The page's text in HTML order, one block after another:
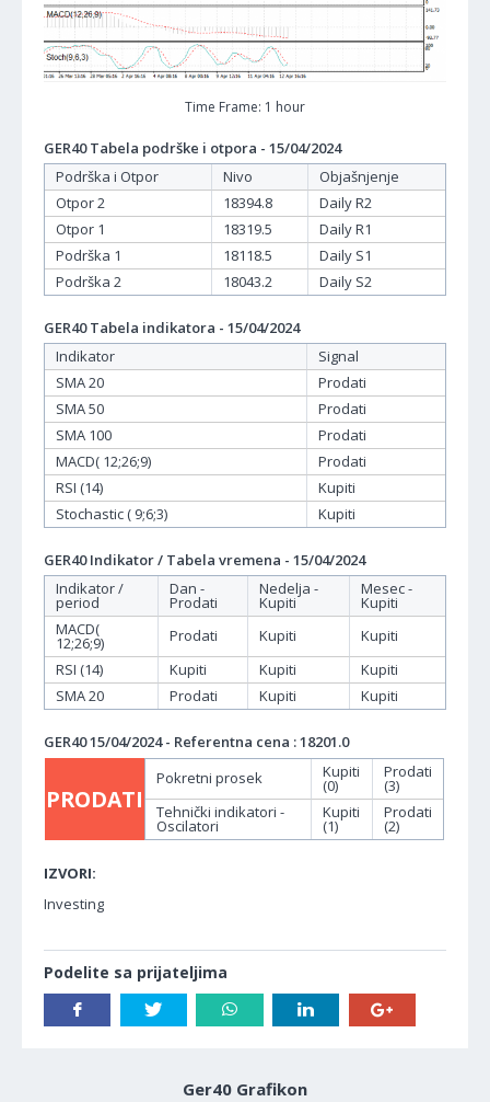
Time Frame: 1 hour
GER40 Tabela podrške i otpora - 15/04/2024
Podrška i Otpor
Nivo
Objašnjenje
Otpor 2
18394.8
Daily R2
Otpor 1
18319.5
Daily R1
Podrška 1
18118.5
Daily S1
Podrška 2
18043.2 Daily S2
GER40 Tabela indikatora - 15/04/2024
Indikator
Signal
SMA 20
Prodati
SMA 50
Prodati
SMA 100
Prodati
MACD( 12;26;9)
Prodati
RSI (14)
Kupiti
Stochastic ( 9;6;3)
Kupiti
GER40 Indikator / Tabela vremena - 15/04/2024
Indikator /
period
Dan -
Prodati
Nedelja -
Kupiti
Mesec -
Kupiti
MACD(
12;26;9) Prodati Kupiti
Kupiti
RSI (14)
Kupiti Kupiti
Kupiti
SMA 20
Prodati Kupiti Kupiti
GER40 15/04/2024 - Referentna cena : 18201.0
PRODATI
Pokretni prosek Kupiti
(0)
Prodati
(3)
Tehnički indikatori -
Oscilatori
Kupiti
(1)
Prodati
(2)
IZVORI:
Investing
Podelite sa prijateljima
Ger40 Grafikon